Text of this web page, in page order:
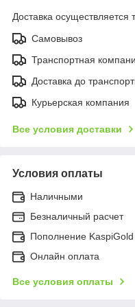
Доставка осуществляется
Самовывоз
Транспортная
Доставка до
Курьерская компания
Все условия доставки
Условия оплаты
Наличными
Безналичный расчет
Пополнение KaspiGold
Онлайн оплата
Все условия оплаты